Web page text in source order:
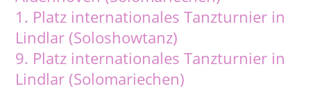
1. Platz internationales Tanzturnier in
Lindlar (Soloshowtanz)
9. Platz internationales Tanzturnier in
Lindlar (Solomariechen)